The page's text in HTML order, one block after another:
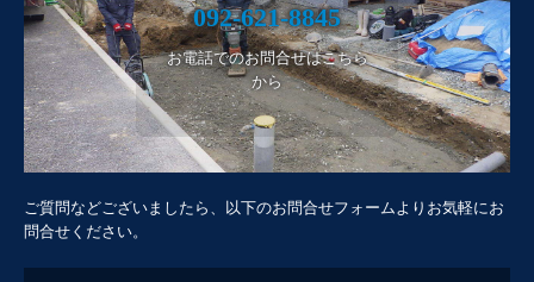
092-621-8845
お電話でのお問合せはこちら
から
ご質問などございましたら、以下のお問合せフォームよりお気軽にお
問合せください。